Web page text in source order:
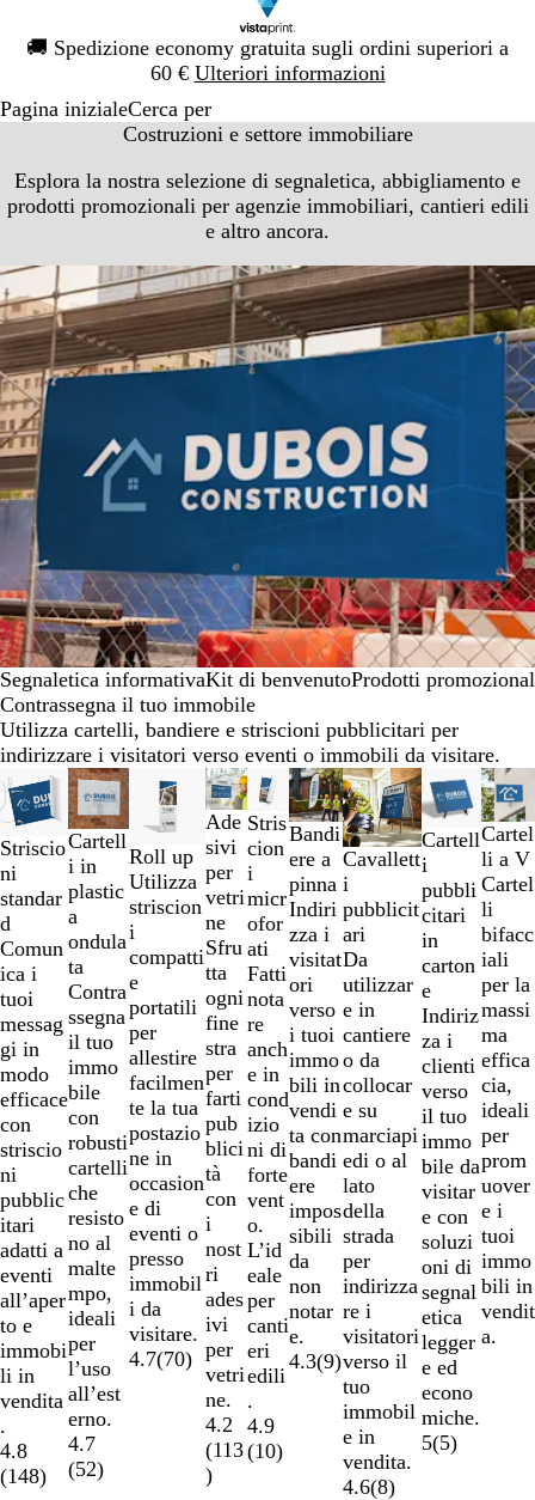
🚚 Spedizione economy gratuita sugli ordini superiori a
60 € Ulteriori informazioni
Diapositiva
1
Pagina inizialeCerca per
Costruzioni e settore immobiliare
Esplora la nostra selezione di segnaletica, abbigliamento e
prodotti promozionali per agenzie immobiliari, cantieri edili
e altro ancora.
Segnaletica informativaKit di benvenutoProdotti
Contrassegna il tuo immobile
Utilizza cartelli, bandiere e striscioni pubblicitari per
indirizzare i visitatori verso eventi o immobili da visitare.
Nuove opzioni
Striscio
ni
standar
d
Comun
ica i
tuoi
messag
gi in
modo
efficace
con
striscio
ni
pubblic
itari
adatti a
eventi
all’aper
to e
immobi
li in
vendita
.
4.8
(148)
Nuove opzioni
Cartell
i in
plastic
a
ondula
ta
Contra
ssegna
il tuo
immo
bile
con
robusti
cartelli
che
resisto
no al
malte
mpo,
ideali
per
l’uso
all’est
erno.
4.7
(52)
Roll up
Utilizza
striscion
i
compatti
e
portatili
per
allestire
facilmen
te la tua
postazio
ne in
occasion
e di
eventi o
presso
immobil
i da
visitare.
4.7(70)
Nuove opzioni
Ade
sivi
per
vetri
ne
Sfru
tta
ogni
fine
stra
per
farti
pub
blici
tà
con
i
nost
ri
ades
ivi
per
vetri
ne.
4.2
(113
)
Nuove opzioni
Stris
cion
i
micr
ofor
ati
Fatti
nota
re
anch
e in
cond
izio
ni di
forte
vent
o.
L’id
eale
per
canti
eri
edili
.
4.9
(10)
PVP ribassato
Bandi
ere a
pinna
Indiri
zza i
visitat
ori
verso
i tuoi
immo
bili in
vendi
ta con
bandi
ere
impos
sibili
da
non
notar
e.
4.3(9)
Cavallett
i
pubblicit
ari
Da
utilizzar
e in
cantiere
o da
collocar
e su
marciapi
edi o al
lato
della
strada
per
indirizza
re i
visitatori
verso il
tuo
immobil
e in
vendita.
4.6(8)
Nuove
Cartell
i
pubbli
citari
in
carton
e
Indiriz
za i
clienti
verso
il tuo
immo
bile da
visitar
e con
soluzi
oni di
segnal
etica
legger
e ed
econo
miche.
5(5)
Cartel
li a V
Cartel
li
bifacc
iali
per la
massi
ma
effica
cia,
ideali
per
prom
uover
e i
tuoi
immo
bili in
vendit
a.
Diapositiva
da
1
a
2
di
9